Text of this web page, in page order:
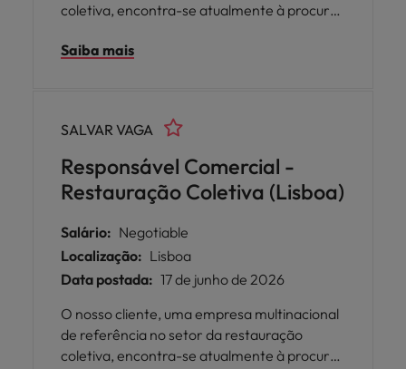
coletiva, encontra-se atualmente à procura
a sua equipa em Portugal.
Saiba mais
Responsável Comercial -
Restauração Coletiva (Lisboa)
SALVAR VAGA
Salário: Negotiable
Localização: Lisboa
Data postada: 17 de junho de 2026
O nosso cliente, uma empresa multinacional
de referência no setor da restauração
coletiva, encontra-se atualmente à procura